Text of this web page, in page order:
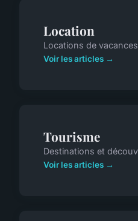
Location
Locations de
Voir les articles →
Tourisme
Destinations et
Voir les articles →